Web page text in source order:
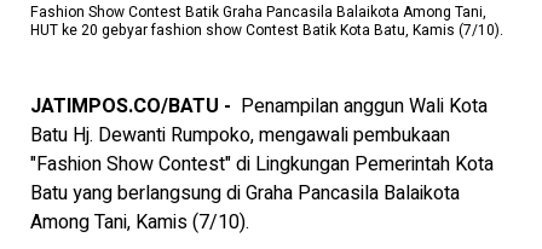
Fashion Show Contest Batik Graha Pancasila Balaikota Among Tani,
HUT ke 20 gebyar fashion show Contest Batik Kota Batu, Kamis (7/10).
JATIMPOS.CO/BATU - Penampilan anggun Wali Kota
Batu Hj. Dewanti Rumpoko, mengawali pembukaan
"Fashion Show Contest" di Lingkungan Pemerintah Kota
Batu yang berlangsung di Graha Pancasila Balaikota
Among Tani, Kamis (7/10).